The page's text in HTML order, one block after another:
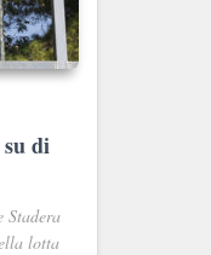
di
Stadera
lotta